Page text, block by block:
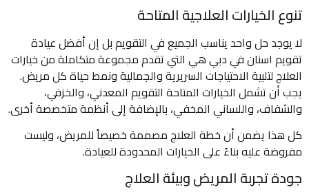
تنوع الخيارات العلاجية المتاحة
لا يوجد حل واحد يناسب الجميع في التقويم بل إن أفضل عيادة
تقويم اسنان في دبي هي التي تقدم مجموعة متكاملة من خيارات
العلاج لتلبية الاحتياجات السريرية والجمالية ونمط حياة كل مريض.
يجب أن تشمل الخيارات المتاحة التقويم المعدني، والخزفي،
والشفاف، واللساني المخفي، بالإضافة إلى أنظمة متخصصة أخرى.
كل هذا يضمن أن خطة العلاج مصممة خصيصاً للمريض، وليست
مفروضة عليه بناءً على الخيارات المحدودة للعيادة.
جودة تجربة المريض وبيئة العلاج